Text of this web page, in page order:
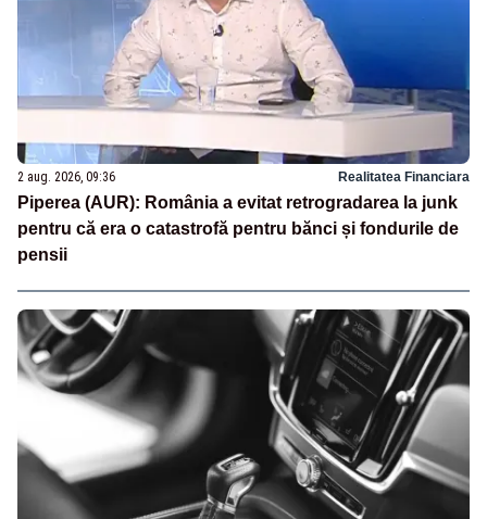
2 aug. 2026, 09:36 Realitatea Financiara
Piperea (AUR): România a evitat retrogradarea la junk
pentru că era o catastrofă pentru bănci și fondurile de
pensii